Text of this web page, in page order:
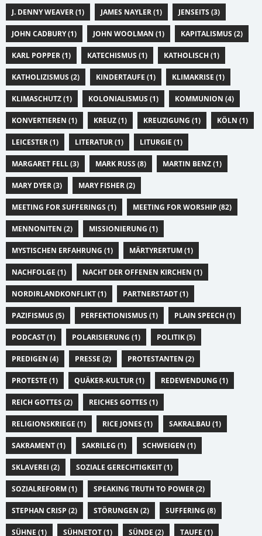
J. DENNY WEAVER (1) JAMES NAYLER (1) JENSEITS (3)
JOHN CADBURY (1) JOHN WOOLMAN (1) KAPITALISMUS (2)
KARL POPPER (1) KATECHISMUS (1) KATHOLISCH (1)
KATHOLIZISMUS (2) KINDERTAUFE (1) KLIMAKRISE (1)
KLIMASCHUTZ (1) KOLONIALISMUS (1) KOMMUNION (4)
KONVERTIEREN (1) KREUZ (1) KREUZIGUNG (1) KÖLN (1)
LEICESTER (1) LITERATUR (1) LITURGIE (1)
MARGARET FELL (3) MARK RUSS (8) MARTIN BENZ (1)
MARY DYER (3) MARY FISHER (2)
MEETING FOR SUFFERINGS (1) MEETING FOR WORSHIP (82)
MENNONITEN (2) MISSIONIERUNG (1)
MYSTISCHEN ERFAHRUNG (1) MÄRTYRERTUM (1)
NACHFOLGE (1) NACHT DER OFFENEN KIRCHEN (1)
NORDIRLANDKONFLIKT (1) PARTNERSTADT (1)
PAZIFISMUS (5) PERFEKTIONISMUS (1) PLAIN SPEECH (1)
PODCAST (1) POLARISIERUNG (1) POLITIK (5)
PREDIGEN (4) PRESSE (2) PROTESTANTEN (2)
PROTESTE (1) QUÄKER-KULTUR (1) REDEWENDUNG (1)
REICH GOTTES (2) REICHES GOTTES (1)
RELIGIONSKRIEGE (1) RICE JONES (1) SAKRALBAU (1)
SAKRAMENT (1) SAKRILEG (1) SCHWEIGEN (1)
SKLAVEREI (2) SOZIALE GERECHTIGKEIT (1)
SOZIALREFORM (1) SPEAKING TRUTH TO POWER (2)
STEPHAN CRISP (2) STÖRUNGEN (2) SUFFERING (8)
SÜHNE (1) SÜHNETOT (1) SÜNDE (2) TAUFE (1)